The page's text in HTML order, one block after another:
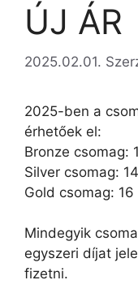
ÚJ ÁR
2025.02.01.
2025-ben a
érhetőek el:
Bronze csomag:
Silver csomag:
Gold csomag:
Mindegyik
egyszeri díjat
fizetni.